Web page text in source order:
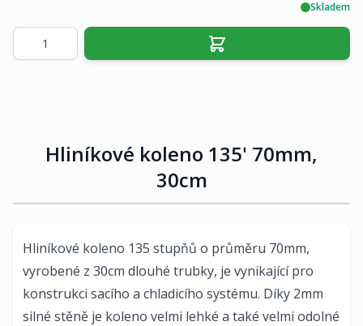
Skladem
Množství
Hliníkové koleno 135' 70mm,
30cm
Hliníkové koleno 135 stupňů o průměru 70mm,
vyrobené z 30cm dlouhé trubky, je vynikající pro
konstrukci sacího a chladicího systému. Díky 2mm
silné stěně je koleno velmi lehké a také velmi odolné